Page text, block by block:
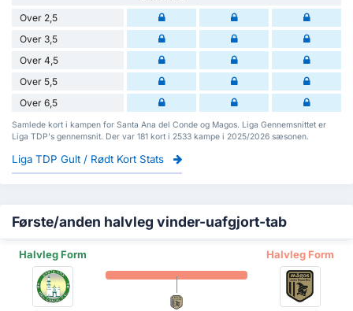
Over 2,5
Over 3,5
Over 4,5
Over 5,5
Over 6,5
Samlede kort i kampen for Santa Ana del Conde og Magos. Liga Gennemsnittet er
Liga TDP's gennemsnit. Der var 181 kort i 2533 kampe i 2025/2026 sæsonen.
Liga TDP Gult / Rødt Kort Stats
Første/anden halvleg vinder-uafgjort-tab
Halvleg Form Halvleg Form